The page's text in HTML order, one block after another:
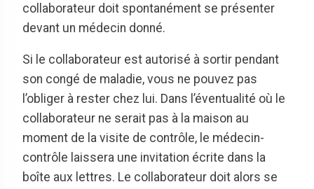
collaborateur doit spontanément se présenter
devant un médecin donné.
Si le collaborateur est autorisé à sortir pendant
son congé de maladie, vous ne pouvez pas
l’obliger à rester chez lui. Dans l’éventualité où le
collaborateur ne serait pas à la maison au
moment de la visite de contrôle, le médecin-
contrôle laissera une invitation écrite dans la
boîte aux lettres. Le collaborateur doit alors se